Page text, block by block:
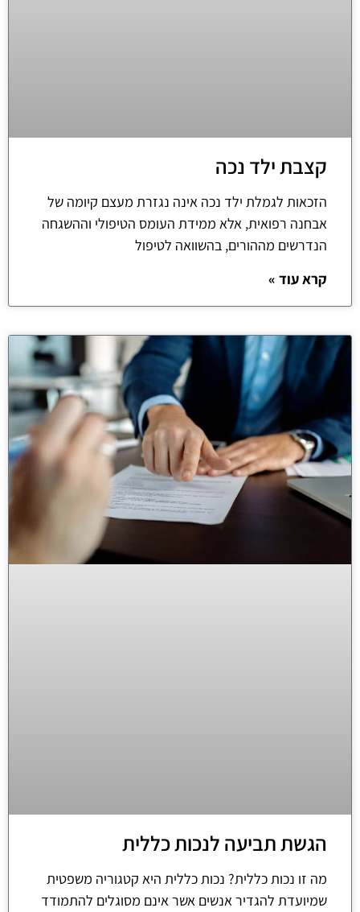
קצבת ילד נכה
הזכאות לגמלת ילד נכה אינה נגזרת מעצם קיומה של
אבחנה רפואית, אלא ממידת העומס הטיפולי וההשגחה
הנדרשים מההורים, בהשוואה לטיפול
קרא עוד »
הגשת תביעה לנכות כללית
מה זו נכות כללית? נכות כללית היא קטגוריה משפטית
שמיועדת להגדיר אנשים אשר אינם מסוגלים להתמודד